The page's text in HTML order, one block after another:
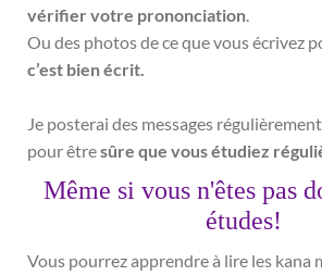
vérifier votre prononciation.
Ou des photos de ce que vous écrivez
c’est bien écrit.
Je posterai des messages
pour êtresûre que vous étudiez
Même si vous n'êtes pas
études!
Vous pourrez apprendre à lire les kana